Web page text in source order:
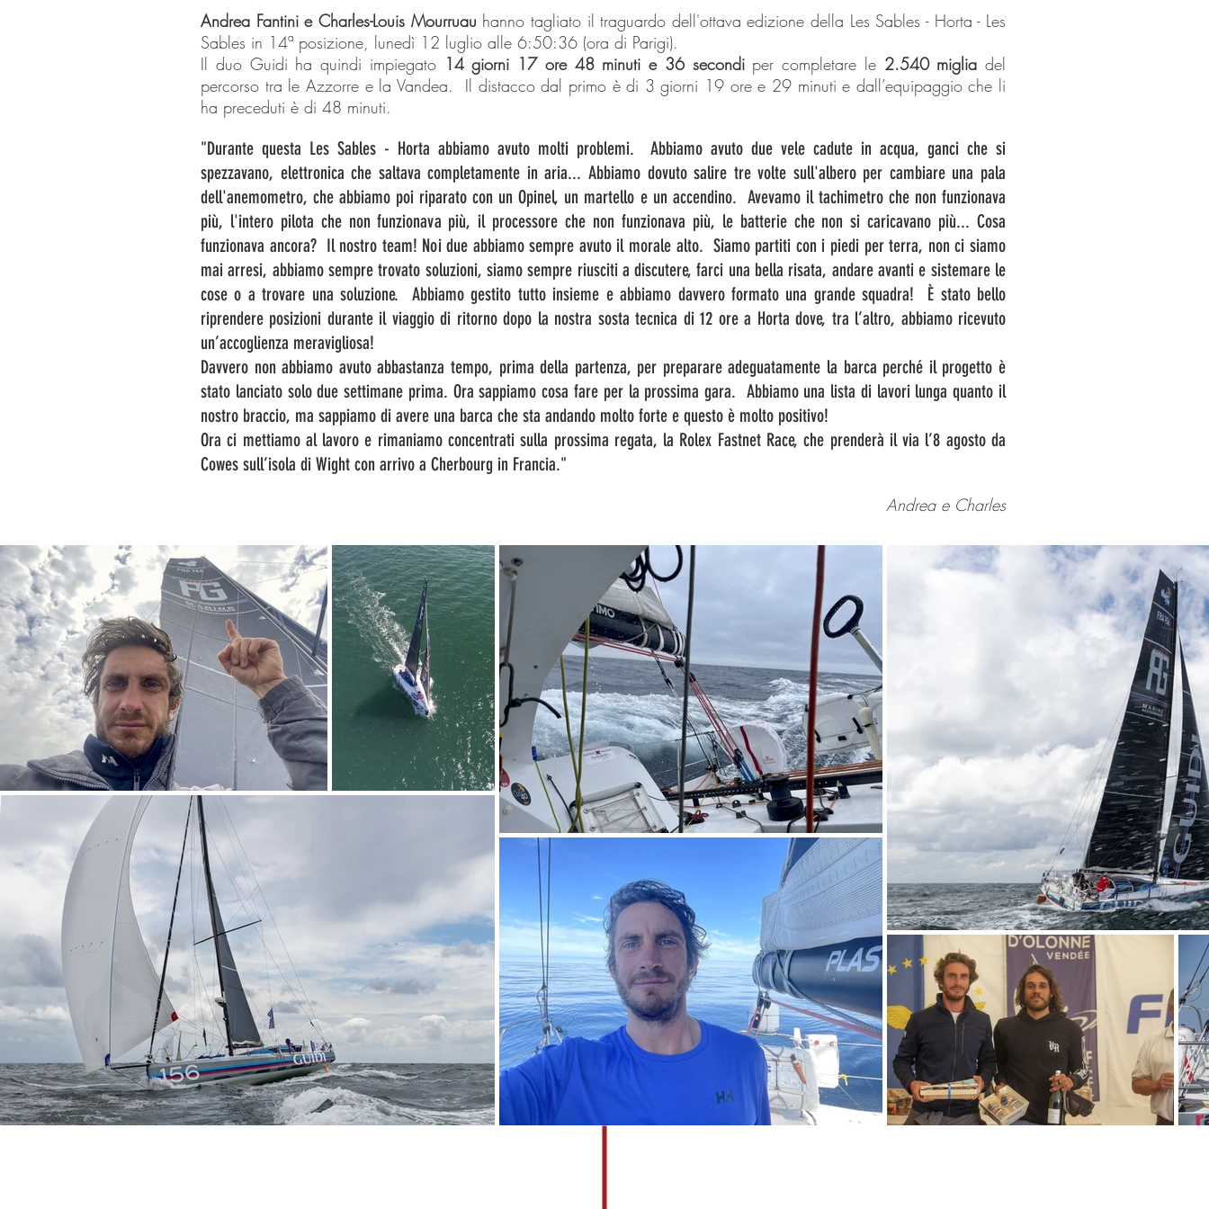
Andrea Fantini e Charles-Louis Mourruau hanno tagliato il traguardo dell'ottava edizione della Les Sables - Horta - Les
Sables in 14ª posizione, lunedì 12 luglio alle 6:50:36 (ora di Parigi).
Il duo Guidi ha quindi impiegato 14 giorni 17 ore 48 minuti e 36 secondiper completare le 2.540 miglia del
percorso tra le Azzorre e la Vandea. Il distacco dal primo è di 3 giorni 19 ore e 29 minuti e dall’equipaggio che li
ha preceduti è di 48 minuti.
"Durante questa Les Sables - Horta abbiamo avuto molti problemi. Abbiamo avuto due vele cadute in acqua, ganci che si
spezzavano, elettronica che saltava completamente in aria... Abbiamo dovuto salire tre volte sull'albero per cambiare una pala
dell'anemometro, che abbiamo poi riparato con un Opinel, un martello e un accendino. Avevamo il tachimetro che non funzionava
più, l'intero pilota che non funzionava più, il processore che non funzionava più, le batterie che non si caricavano più... Cosa
funzionava ancora? Il nostro team! Noi due abbiamo sempre avuto il morale alto. Siamo partiti con i piedi per terra, non ci siamo
mai arresi, abbiamo sempre trovato soluzioni, siamo sempre riusciti a discutere, farci una bella risata, andare avanti e sistemare le
cose o a trovare una soluzione. Abbiamo gestito tutto insieme e abbiamo davvero formato una grande squadra! È stato bello
riprendere posizioni durante il viaggio di ritorno dopo la nostra sosta tecnica di 12 ore a Horta dove, tra l’altro, abbiamo ricevuto
un’accoglienza meravigliosa!
Davvero non abbiamo avuto abbastanza tempo, prima della partenza, per preparare adeguatamente la barca perché il progetto è
stato lanciato solo due settimane prima. Ora sappiamo cosa fare per la prossima gara. Abbiamo una lista di lavori lunga quanto il
nostro braccio, ma sappiamo di avere una barca che sta andando molto forte e questo è molto positivo!
Ora ci mettiamo al lavoro e rimaniamo concentrati sulla prossima regata, la Rolex Fastnet Race, che prenderà il via l’8 agosto da
Cowes sull’isola di Wight con arrivo a Cherbourg in Francia."
Andrea e Charles